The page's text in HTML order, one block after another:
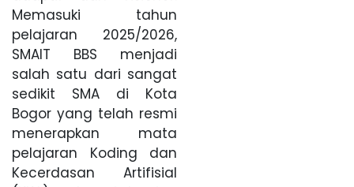
Memasuki tahun
pelajaran 2025/2026,
SMAIT BBS menjadi
salah satu dari sangat
sedikit SMA di Kota
Bogor yang telah resmi
menerapkan mata
pelajaran Koding dan
Kecerdasan Artifisial